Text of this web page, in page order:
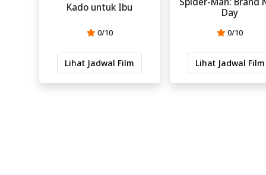
Kado untuk Ibu
0/10
Lihat Jadwal Film
Day
0/10
Lihat Jadwal Film